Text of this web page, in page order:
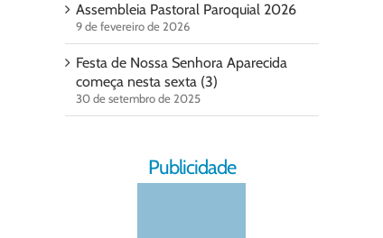
Assembleia Pastoral Paroquial 2026
9 de fevereiro de 2026
Festa de Nossa Senhora Aparecida
começa nesta sexta (3)
30 de setembro de 2025
Publicidade